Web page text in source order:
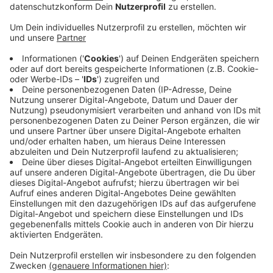
Anzeige
Die Flammen schlugen bei Eintreffen der Feuerwehr
bereits aus dem Fenster des brennenden
Kinderzimmers. Den Feuerwehrleuten gelang es aber
sowohl das Dach als auch die Nachbarhäuser zu
schützen. Inzwischen ist der Einsatz beendet.
Es gab keine Verletzten, die Bewohner waren bei
Eintreffen der Feuerwehr bereits aus dem Haus.
Insgesamt waren 70 Einsatzkräfte der Feuwerwehr
und Rettungsdienst, Ordnungsamt sowie Polizei vor
Ort.
TH
Anzeige